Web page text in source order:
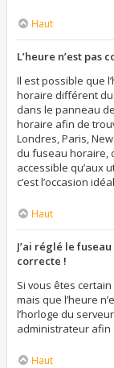
Haut
L’heure n’est pas
Il est possible que
horaire différent du
dans le panneau
horaire afin de
Londres, Paris,
du fuseau horaire,
accessible qu’aux
c’est l’occasion
Haut
J’ai réglé le
correcte !
Si vous êtes
mais que l’heure
l’horloge du
administrateur afin
Haut